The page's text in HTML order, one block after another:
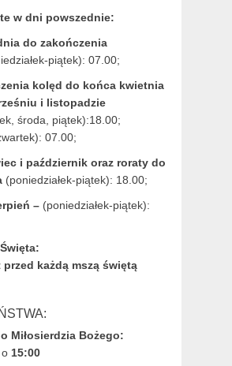
w dni powszednie:
do zakończenia
piątek): 07.00;
kolęd do końca kwietnia
i listopadzie
środa, piątek):18.00;
07.00;
i październik oraz roraty do
(poniedziałek-piątek): 18.00;
– (poniedziałek-piątek):
przed każdą mszą świętą
Miłosierdzia Bożego:
15:00